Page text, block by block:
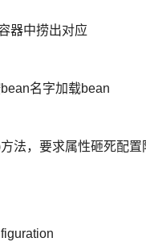
器中捞出对应
名字加载bean
法，要求属性砸死配置